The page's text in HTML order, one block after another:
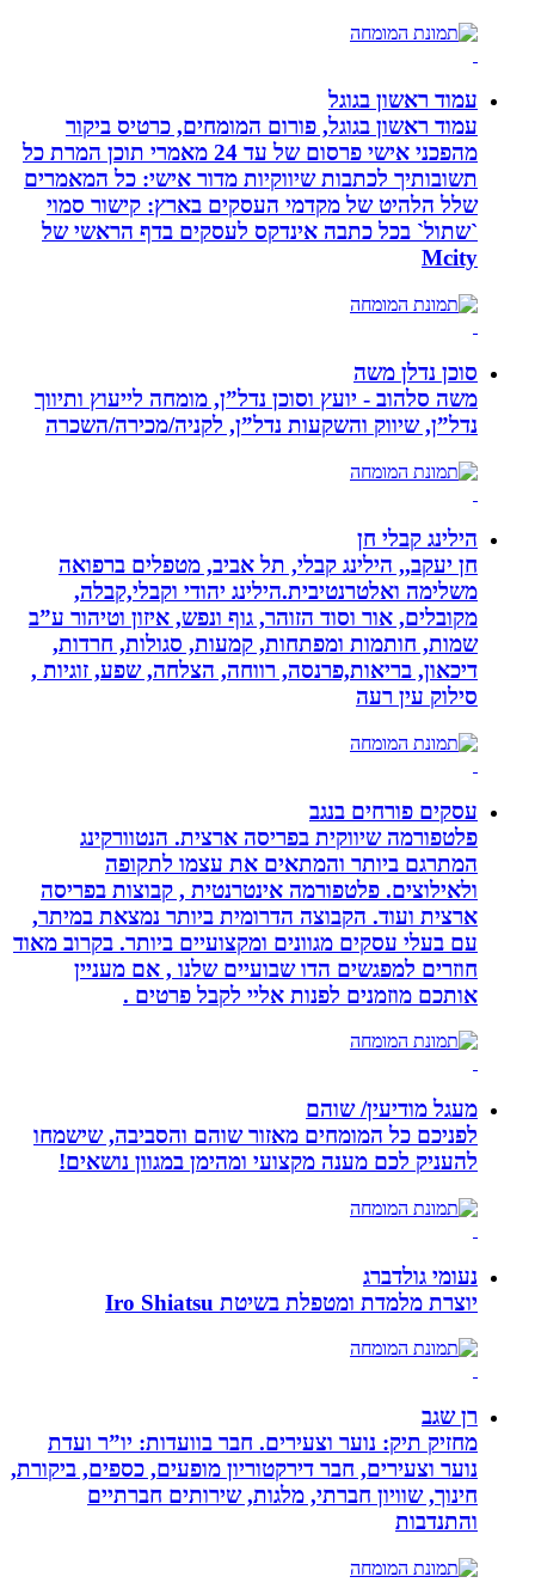
עמוד ראשון בגוגל
עמוד ראשון בגוגל, פורום המומחים, כרטיס ביקור
מהפכני אישי פרסום של עד 24 מאמרי תוכן המרת כל
תשובותיך לכתבות שיווקיות מדור אישי: כל המאמרים
שלל הלהיט של מקדמי העסקים בארץ: קישור סמוי
`שתול` בכל כתבה אינדקס לעסקים בדף הראשי של
Mcity
סוכן נדלן משה
משה סלהוב - יועץ וסוכן נדל”ן, מומחה לייעוץ ותיווך
נדל”ן, שיווק והשקעות נדל”ן, לקניה/מכירה/השכרה
הילינג קבלי חן
חן יעקב,, הילינג קבלי, תל אביב, מטפלים ברפואה
משלימה ואלטרנטיבית.הילינג יהודי וקבלי,קבלה,
מקובלים, אור וסוד הזוהר, גוף ונפש, איזון וטיהור ע”ב
שמות, חותמות ומפתחות, קמעות, סגולות, חרדות,
דיכאון, בריאות,פרנסה, רווחה, הצלחה, שפע, זוגיות ,
סילוק עין רעה
עסקים פורחים בנגב
פלטפורמה שיווקית בפריסה ארצית. הנטוורקינג
המתרגם ביותר והמתאים את עצמו לתקופה
ולאילוצים. פלטפורמה אינטרנטית , קבוצות בפריסה
ארצית ועוד. הקבוצה הדרומית ביותר נמצאת במיתר,
עם בעלי עסקים מגוונים ומקצועיים ביותר. בקרוב מאוד
חוזרים למפגשים הדו שבועיים שלנו , אם מעניין
אותכם מוזמנים לפנות אליי לקבל פרטים .
מעגל מודיעין/ שוהם
לפניכם כל המומחים מאזור שוהם והסביבה, שישמחו
להעניק לכם מענה מקצועי ומהימן במגוון נושאים!
נעומי גולדברג
יוצרת מלמדת ומטפלת בשיטת Iro Shiatsu
רן שגב
מחזיק תיק: נוער וצעירים. חבר בוועדות: יו”ר ועדת
נוער וצעירים, חבר דירקטוריון מופעים, כספים, ביקורת,
חינוך, שוויון חברתי, מלגות, שירותים חברתיים
והתנדבות